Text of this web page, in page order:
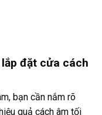
đặt cửa cách
bạn cần nắm rõ
quả cách âm tối